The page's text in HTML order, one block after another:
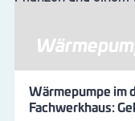
Wärmepumpe im
Fachwerkhaus: